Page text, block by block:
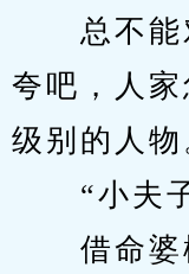
总不能
夸吧，人
级别的人物
“小夫子
借命婆